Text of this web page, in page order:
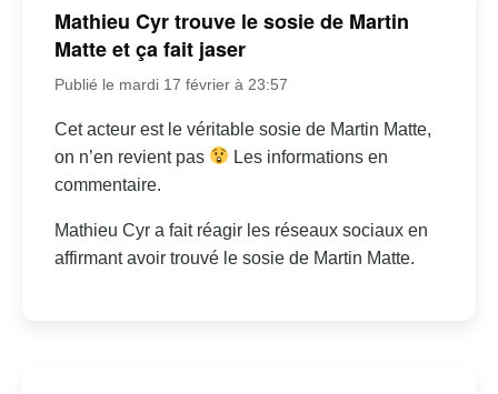
Mathieu Cyr trouve le sosie de Martin
Matte et ça fait jaser
Publié le mardi 17 février à 23:57
Cet acteur est le véritable sosie de Martin Matte,
on n’en revient pas
Les informations en
commentaire.
Mathieu Cyr a fait réagir les réseaux sociaux en
affirmant avoir trouvé le sosie de Martin Matte.